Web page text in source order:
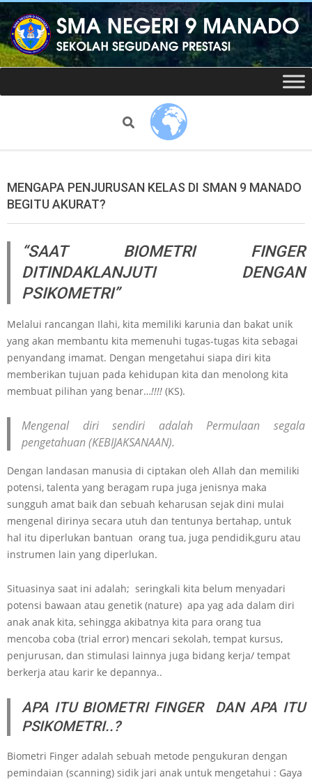
Skip
to
content
Website
resmi
9
Manado
Navigation
Search
MENGAPA PENJURUSAN KELAS DI SMAN 9 MANADO
BEGITU AKURAT?
“SAAT BIOMETRI FINGER
DITINDAKLANJUTI DENGAN
PSIKOMETRI”
Melalui rancangan Ilahi, kita memiliki karunia dan bakat unik
yang akan membantu kita memenuhi tugas-tugas kita sebagai
penyandang imamat. Dengan mengetahui siapa diri kita
memberikan tujuan pada kehidupan kita dan menolong kita
membuat pilihan yang benar…!!!! (KS).
Mengenal diri sendiri adalah Permulaan segala
pengetahuan (KEBIJAKSANAAN).
Dengan landasan manusia di ciptakan oleh Allah dan memiliki
potensi, talenta yang beragam rupa juga jenisnya maka
sungguh amat baik dan sebuah keharusan sejak dini mulai
mengenal dirinya secara utuh dan tentunya bertahap, untuk
hal itu diperlukan bantuan orang tua, juga pendidik,guru atau
instrumen lain yang diperlukan.
Situasinya saat ini adalah; seringkali kita belum menyadari
potensi bawaan atau genetik (nature) apa yag ada dalam diri
anak anak kita, sehingga akibatnya kita para orang tua
mencoba coba (trial error) mencari sekolah, tempat kursus,
penjurusan, dan stimulasi lainnya juga bidang kerja/ tempat
berkerja atau karir ke depannya..
APA ITU BIOMETRI FINGER DAN APA ITU
PSIKOMETRI..?
Biometri Finger adalah sebuah metode pengukuran dengan
pemindaian (scanning) sidik jari anak untuk mengetahui : Gaya